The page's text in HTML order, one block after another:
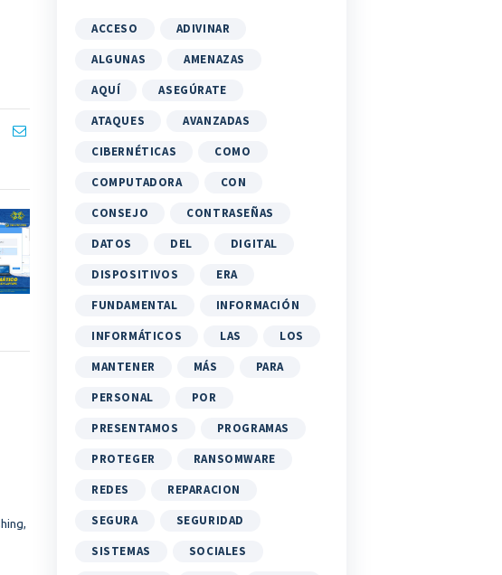
ACCESO
ADIVINAR
ALGUNAS
AMENAZAS
AQUÍ
ASEGÚRATE
ATAQUES
AVANZADAS
CIBERNÉTICAS
COMO
COMPUTADORA
CON
CONSEJO
CONTRASEÑAS
DATOS
DEL
DIGITAL
DISPOSITIVOS
ERA
FUNDAMENTAL
INFORMACIÓN
INFORMÁTICOS
LAS
LOS
MANTENER
MÁS
PARA
PERSONAL
POR
PRESENTAMOS
PROGRAMAS
PROTEGER
RANSOMWARE
REDES
REPARACION
SEGURA
SEGURIDAD
SISTEMAS
SOCIALES